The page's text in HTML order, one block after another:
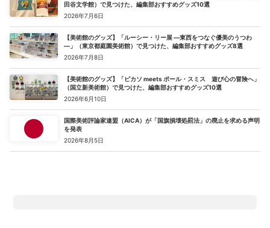
田谷文学館）で見つけた、編集部おすすめグッズ10選
2026年7月6日
【美術館のグッズ】「ルーシー・リー展 ―東西をつなぐ優美のうつわ
―」（東京都庭園美術館）で見つけた、編集部おすすめグッズ8選
2026年7月8日
【美術館のグッズ】「ピカソ meets ポール・スミス 遊び心の冒険へ」
（国立新美術館）で見つけた、編集部おすすめグッズ10選
2026年6月10日
国際美術評論家連盟（AICA）が「国旗損壊処罰法」の廃止を求める声明
を発表
2026年8月5日